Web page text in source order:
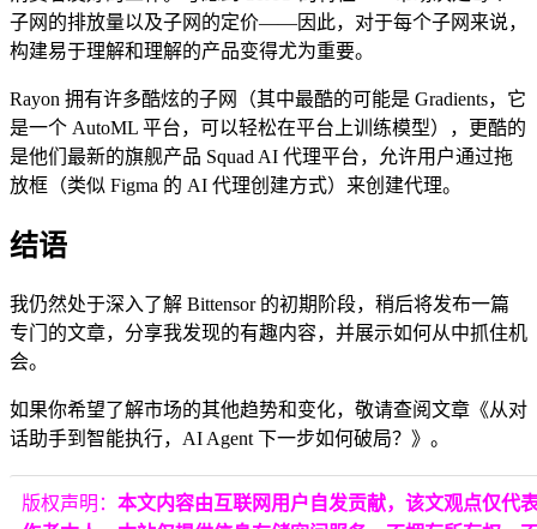
子网的排放量以及子网的定价——因此，对于每个子网来说，
构建易于理解和理解的产品变得尤为重要。
Rayon 拥有许多酷炫的子网（其中最酷的可能是 Gradients，它
是一个 AutoML 平台，可以轻松在平台上训练模型），更酷的
是他们最新的旗舰产品 Squad AI 代理平台，允许用户通过拖
放框（类似 Figma 的 AI 代理创建方式）来创建代理。
结语
我仍然处于深入了解 Bittensor 的初期阶段，稍后将发布一篇
专门的文章，分享我发现的有趣内容，并展示如何从中抓住机
会。
如果你希望了解市场的其他趋势和变化，敬请查阅文章《从对
话助手到智能执行，AI Agent 下一步如何破局？ 》 。
版权声明： 本文内容由互联网用户自发贡献，该文观点仅代